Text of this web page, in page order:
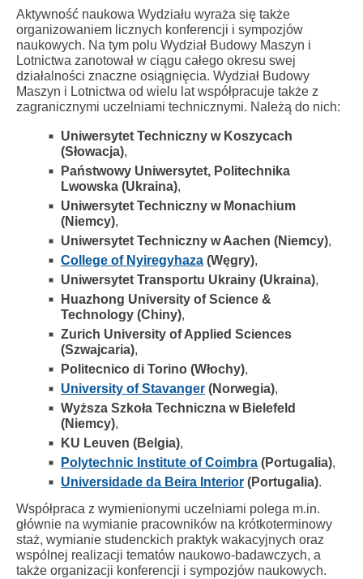
Aktywność naukowa Wydziału wyraża się także
organizowaniem licznych konferencji i sympozjów
naukowych. Na tym polu Wydział Budowy Maszyn i
Lotnictwa zanotował w ciągu całego okresu swej
działalności znaczne osiągnięcia. Wydział Budowy
Maszyn i Lotnictwa od wielu lat współpracuje także z
zagranicznymi uczelniami technicznymi. Należą do nich:
Uniwersytet Techniczny w Koszycach
(Słowacja),
Państwowy Uniwersytet, Politechnika
Lwowska (Ukraina),
Uniwersytet Techniczny w Monachium
(Niemcy),
Uniwersytet Techniczny w Aachen (Niemcy),
College of Nyiregyhaza (Węgry),
Uniwersytet Transportu Ukrainy (Ukraina),
Huazhong University of Science &
Technology (Chiny),
Zurich University of Applied Sciences
(Szwajcaria),
Politecnico di Torino (Włochy),
University of Stavanger (Norwegia),
Wyższa Szkoła Techniczna w Bielefeld
(Niemcy),
KU Leuven (Belgia),
Polytechnic Institute of Coimbra (Portugalia),
Universidade da Beira Interior (Portugalia).
Współpraca z wymienionymi uczelniami polega m.in.
głównie na wymianie pracowników na krótkoterminowy
staż, wymianie studenckich praktyk wakacyjnych oraz
wspólnej realizacji tematów naukowo-badawczych, a
także organizacji konferencji i sympozjów naukowych.